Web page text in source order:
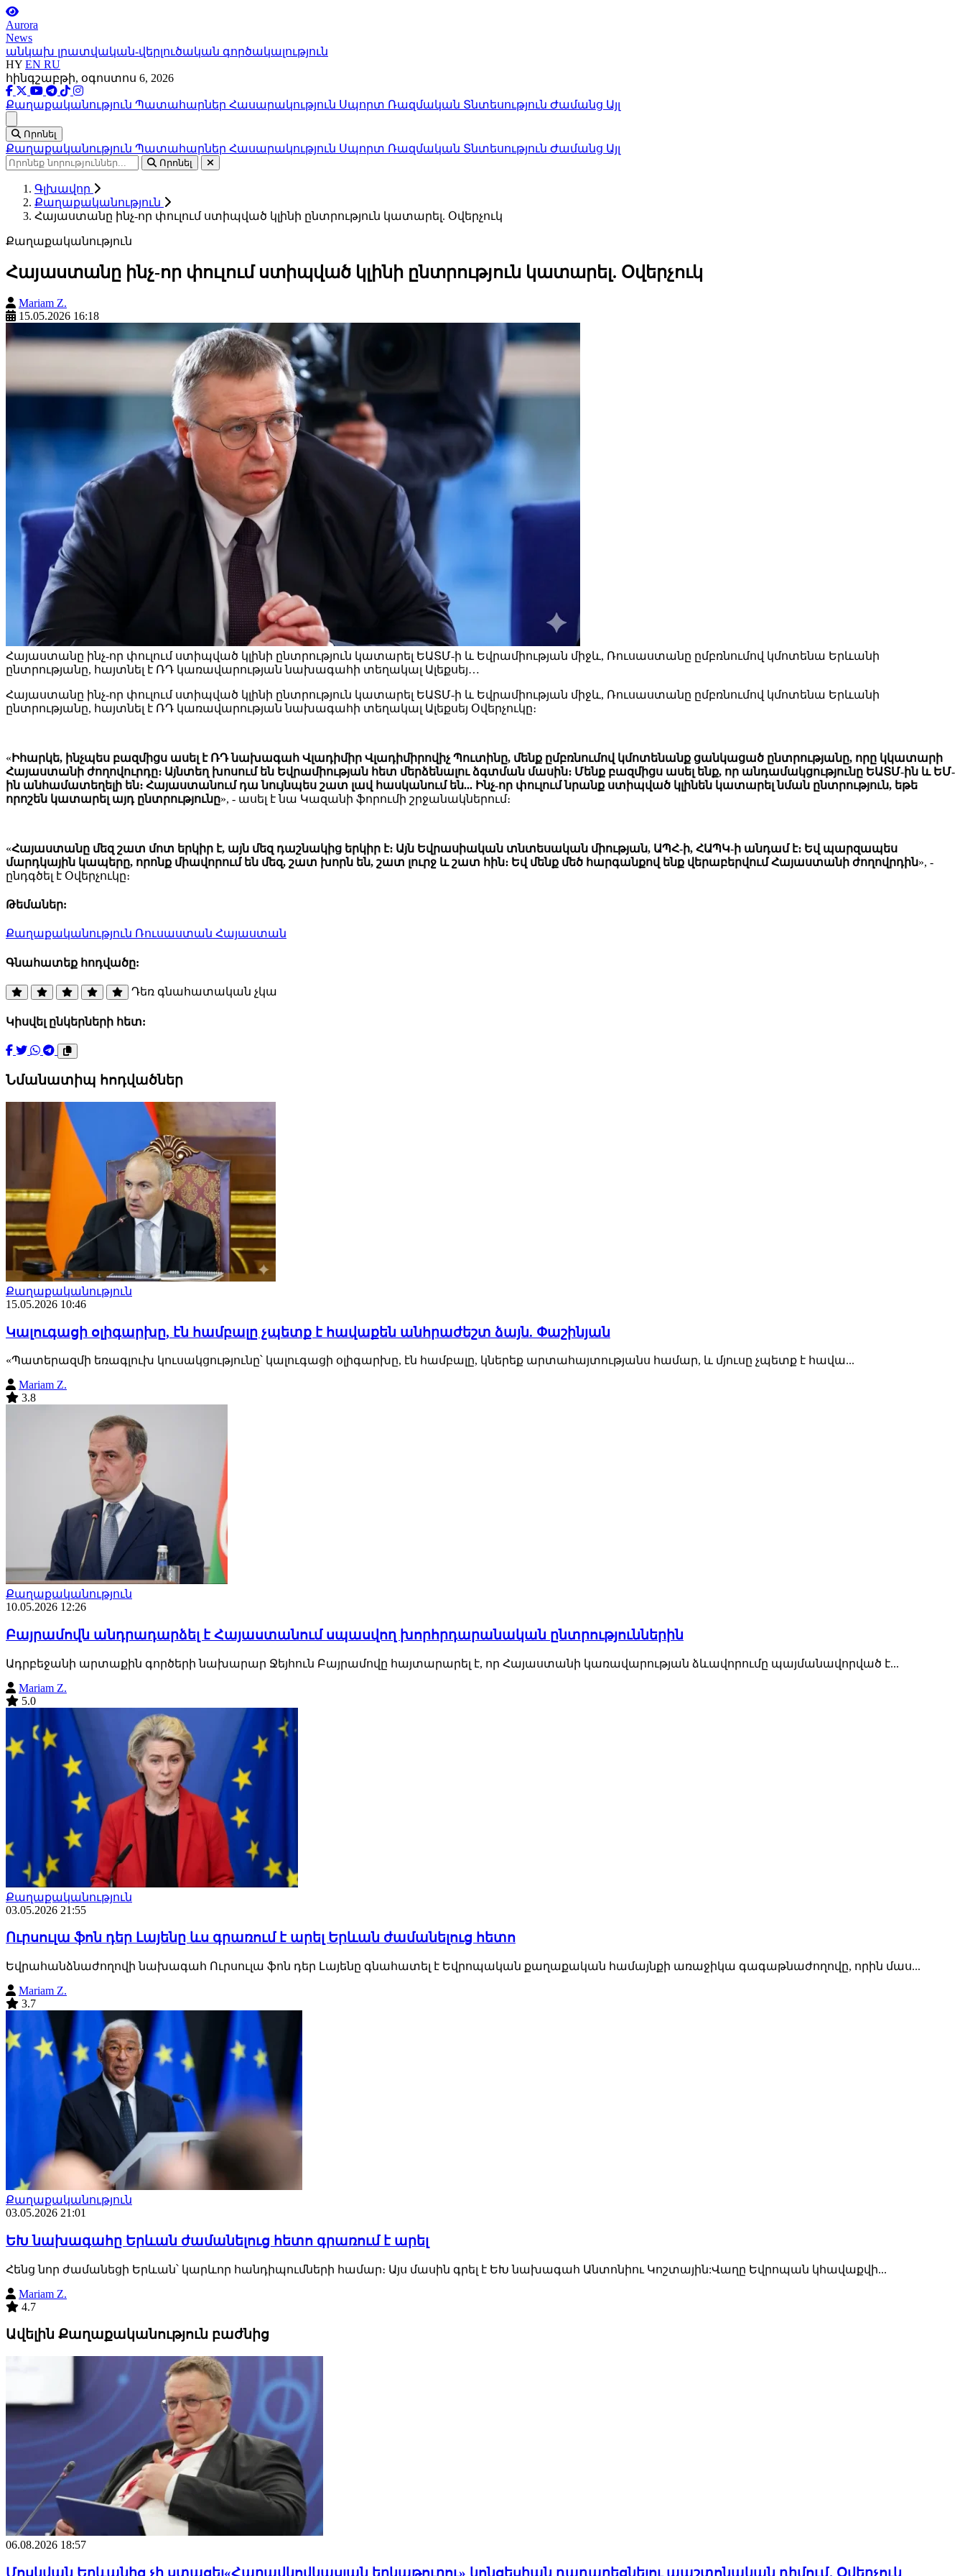
Aurora
News
անկախ լրատվական-վերլուծական գործակալություն
HY EN RU
հինգշաբթի, օգոստոս 6, 2026
Քաղաքականություն Պատահարներ Հասարակություն Սպորտ Ռազմական Տնտեսություն Ժամանց Այլ
Որոնել
Քաղաքականություն Պատահարներ Հասարակություն Սպորտ Ռազմական Տնտեսություն Ժամանց Այլ
Որոնել
Գլխավոր
Քաղաքականություն
Հայաստանը ինչ-որ փուլում ստիպված կլինի ընտրություն կատարել. Օվերչուկ
Քաղաքականություն
Հայաստանը ինչ-որ փուլում ստիպված կլինի ընտրություն կատարել. Օվերչուկ
Mariam Z.
15.05.2026 16:18
Հայաստանը ինչ-որ փուլում ստիպված կլինի ընտրություն կատարել ԵԱՏՄ-ի և Եվրամիության միջև, Ռուսաստանը ըմբռնումով կմոտենա Երևանի
ընտրությանը, հայտնել է ՌԴ կառավարության նախագահի տեղակալ Ալեքսեյ…
Հայաստանը ինչ-որ փուլում ստիպված կլինի ընտրություն կատարել ԵԱՏՄ-ի և Եվրամիության միջև, Ռուսաստանը ըմբռնումով կմոտենա Երևանի
ընտրությանը, հայտնել է ՌԴ կառավարության նախագահի տեղակալ Ալեքսեյ Օվերչուկը։
« Իհարկե, ինչպես բազմիցս ասել է ՌԴ նախագահ Վլադիմիր Վլադիմիրովիչ Պուտինը, մենք ըմբռնումով կմոտենանք ցանկացած ընտրությանը, որը կկատարի
Հայաստանի ժողովուրդը։ Այնտեղ խոսում են Եվրամիության հետ մերձենալու ձգտման մասին։ Մենք բազմիցս ասել ենք, որ անդամակցությունը ԵԱՏՄ-ին և ԵՄ-
ին անհամատեղելի են։ Հայաստանում դա նույնպես շատ լավ հասկանում են... Ինչ-որ փուլում նրանք ստիպված կլինեն կատարել նման ընտրություն, եթե
որոշեն կատարել այդ ընտրությունը», - ասել է նա Կազանի ֆորումի շրջանակներում։
«Հայաստանը մեզ շատ մոտ երկիր է, այն մեզ դաշնակից երկիր է։ Այն Եվրասիական տնտեսական միության, ԱՊՀ-ի, ՀԱՊԿ-ի անդամ է։ Եվ պարզապես
մարդկային կապերը, որոնք միավորում են մեզ, շատ խորն են, շատ լուրջ և շատ հին։ Եվ մենք մեծ հարգանքով ենք վերաբերվում Հայաստանի ժողովրդին», -
ընդգծել է Օվերչուկը։
Թեմաներ:
Քաղաքականություն Ռուսաստան Հայաստան
Գնահատեք հոդվածը:
Դեռ գնահատական չկա
Կիսվել ընկերների հետ:
Նմանատիպ հոդվածներ
Քաղաքականություն
15.05.2026 10:46
Կալուգացի օլիգարխը, էն համբալը չպետք է հավաքեն անհրաժեշտ ձայն. Փաշինյան
«Պատերազմի եռագլուխ կուսակցությունը՝ կալուգացի օլիգարխը, էն համբալը, կներեք արտահայտությանս համար, և մյուսը չպետք է հավա...
Mariam Z.
3.8
Քաղաքականություն
10.05.2026 12:26
Բայրամովն անդրադարձել է Հայաստանում սպասվող խորհրդարանական ընտրություններին
Ադրբեջանի արտաքին գործերի նախարար Ջեյհուն Բայրամովը հայտարարել է, որ Հայաստանի կառավարության ձևավորումը պայմանավորված է...
Mariam Z.
5.0
Քաղաքականություն
03.05.2026 21:55
Ուրսուլա ֆոն դեր Լայենը ևս գրառում է արել Երևան ժամանելուց հետո
Եվրահանձնաժողովի նախագահ Ուրսուլա ֆոն դեր Լայենը գնահատել է Եվրոպական քաղաքական համայնքի առաջիկա գագաթնաժողովը, որին մաս...
Mariam Z.
3.7
Քաղաքականություն
03.05.2026 21:01
ԵԽ նախագահը Երևան ժամանելուց հետո գրառում է արել
Հենց նոր ժամանեցի Երևան՝ կարևոր հանդիպումների համար։ Այս մասին գրել է ԵԽ նախագահ Անտոնիու Կոշտային:Վաղը Եվրոպան կհավաքվի...
Mariam Z.
4.7
Ավելին Քաղաքականություն բաժնից
06.08.2026 18:57
Մոսկվան Երևանից չի ստացել«Հարավկովկասյան երկաթուղու» կոնցեսիան դադարեցնելու պաշտոնական դիմում․ Օվերչուկ